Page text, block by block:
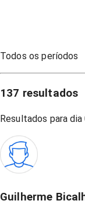
Todos os períodos
137 resultados
Resultados para dia
Guilherme